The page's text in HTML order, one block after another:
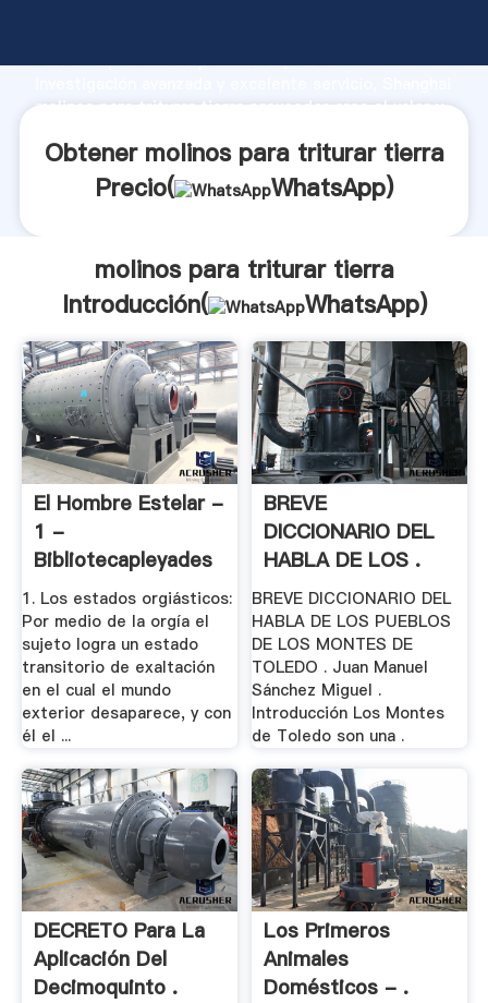
fuerte capacidad de producción, fuerza de
molinos para triturar tierra proveedor crea el valor y
Obtener molinos para triturar tierra
Precio(
WhatsApp)
molinos para triturar tierra
Introducción(
WhatsApp)
El Hombre Estelar -
1 -
Bibliotecapleyades
1. Los estados orgiásticos:
Por medio de la orgía el
sujeto logra un estado
transitorio de exaltación
en el cual el mundo
exterior desaparece, y con
él el ...
BREVE
DICCIONARIO DEL
HABLA DE LOS .
BREVE DICCIONARIO DEL
HABLA DE LOS PUEBLOS
DE LOS MONTES DE
TOLEDO . Juan Manuel
Sánchez Miguel .
Introducción Los Montes
de Toledo son una .
DECRETO Para La
Aplicación Del
Decimoquinto .
Los Primeros
Animales
Domésticos - .